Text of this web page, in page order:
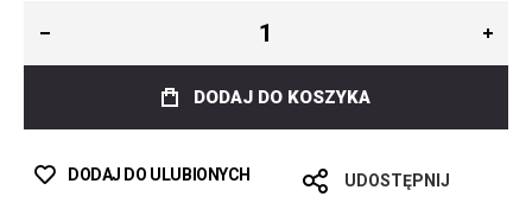
DODAJ DO KOSZYKA
DODAJ DO ULUBIONYCH UDOSTĘPNIJ